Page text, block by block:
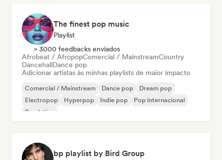
The finest pop music
Playlist
> 3000 feedbacks enviados
Afrobeat / AfropopComercial / MainstreamCountry
DancehallDance pop
Adicionar artistas às minhas playlists de maior impacto
Comercial / Mainstream Dance pop
Dream pop
Electropop
Hyperpop Indie pop
Pop internacional
Pop latino
bp playlist by Bird Group